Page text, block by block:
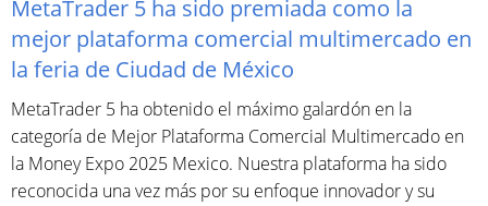
MetaTrader 5 ha sido premiada como la
mejor plataforma comercial multimercado en
la feria de Ciudad de México
MetaTrader 5 ha obtenido el máximo galardón en la
categoría de Mejor Plataforma Comercial Multimercado en
la Money Expo 2025 Mexico. Nuestra plataforma ha sido
reconocida una vez más por su enfoque innovador y su